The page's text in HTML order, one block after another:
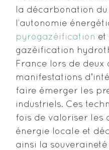
la décarbonation
l’autonomie
pyrogazéification et
gazéification
France lors de deux
manifestations
faire émerger les
industriels. Ces
fois de valoriser les
énergie locale et
ainsi la